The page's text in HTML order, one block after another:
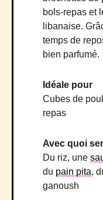
bols-repas et
libanaise.
temps de
bien parfumé.
Idéale pour
Cubes de
repas
Avec quoi
Du riz, une
du pain pita,
ganoush